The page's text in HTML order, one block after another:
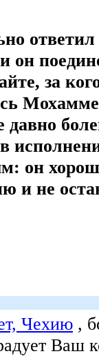
он
за
он
и не
Чехию ,
Ваш